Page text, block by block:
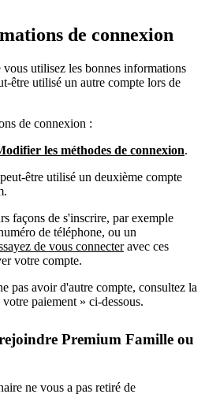
de connexion
utilisez les bonnes informations
être utilisé un autre compte lors de
de connexion :
les méthodes de connexion.
être utilisé un deuxième compte
façons de s'inscrire, par exemple
de téléphone, ou un
de vous connecteravec ces
votre compte.
pas avoir d'autre compte, consultez la
paiement » ci-dessous.
Premium Famille ou
ne vous a pas retiré de